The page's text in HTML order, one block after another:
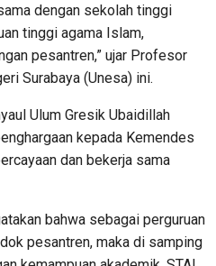
dengan sekolah tinggi
tinggi agama Islam,
pesantren,” ujar Profesor
Surabaya (Unesa) ini.
Ulum Gresik Ubaidillah
kepada Kemendes
dan bekerja sama
bahwa sebagai perguruan
pesantren, maka di samping